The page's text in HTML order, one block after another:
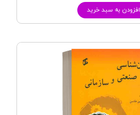
افزودن به سبد خرید